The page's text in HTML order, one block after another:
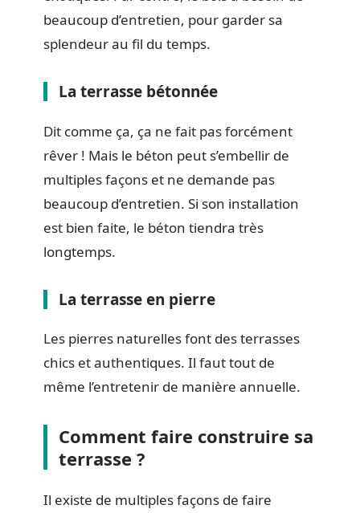
beaucoup d’entretien, pour garder sa
splendeur au fil du temps.
La terrasse bétonnée
Dit comme ça, ça ne fait pas forcément
rêver ! Mais le béton peut s’embellir de
multiples façons et ne demande pas
beaucoup d’entretien. Si son installation
est bien faite, le béton tiendra très
longtemps.
La terrasse en pierre
Les pierres naturelles font des terrasses
chics et authentiques. Il faut tout de
même l’entretenir de manière annuelle.
Comment faire construire sa
terrasse ?
Il existe de multiples façons de faire